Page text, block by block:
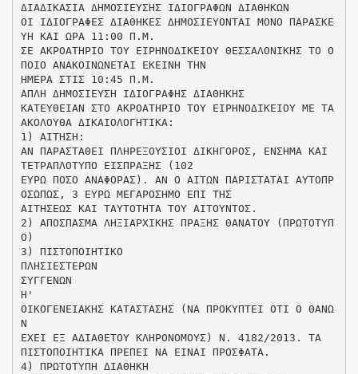
ΔΙΑΔΙΚΑΣΙΑ ΔΗΜΟΣΙΕΥΣΗΣ ΙΔΙΟΓΡΑΦΩΝ ΔΙΑΘΗΚΩΝ
ΟΙ ΙΔΙΟΓΡΑΦΕΣ ΔΙΑΘΗΚΕΣ ΔΗΜΟΣΙΕΥΟΝΤΑΙ ΜΟΝΟ ΠΑΡΑΣΚΕ
ΥΗ ΚΑΙ ΩΡΑ 11:00 Π.Μ.
ΣΕ ΑΚΡΟΑΤΗΡΙΟ ΤΟΥ ΕΙΡΗΝΟΔΙΚΕΙΟΥ ΘΕΣΣΑΛΟΝΙΚΗΣ ΤΟ Ο
ΠΟΙΟ ΑΝΑΚΟΙΝΩΝΕΤΑΙ ΕΚΕΙΝΗ ΤΗΝ
ΗΜΕΡΑ ΣΤΙΣ 10:45 Π.Μ.
ΑΠΛΗ ΔΗΜΟΣΙΕΥΣΗ ΙΔΙΟΓΡΑΦΗΣ ΔΙΑΘΗΚΗΣ
ΚΑΤΕΥΘΕΙΑΝ ΣΤΟ ΑΚΡΟΑΤΗΡΙΟ ΤΟΥ ΕΙΡΗΝΟΔΙΚΕΙΟΥ ΜΕ ΤΑ
ΑΚΟΛΟΥΘΑ ΔΙΚΑΙΟΛΟΓΗΤΙΚΑ:
1) ΑΙΤΗΣΗ:
ΑΝ ΠΑΡΑΣΤΑΘΕΙ ΠΛΗΡΕΞΟΥΣΙΟΙ ΔΙΚΗΓΟΡΟΣ, ΕΝΣΗΜΑ ΚΑΙ
ΤΕΤΡΑΠΛΟΤΥΠΟ ΕΙΣΠΡΑΞΗΣ (102
ΕΥΡΩ ΠΟΣΟ ΑΝΑΦΟΡΑΣ). ΑΝ Ο ΑΙΤΩΝ ΠΑΡΙΣΤΑΤΑΙ ΑΥΤΟΠΡ
ΟΣΩΠΩΣ, 3 ΕΥΡΩ ΜΕΓΑΡΟΣΗΜΟ ΕΠΙ ΤΗΣ
ΑΙΤΗΣΕΩΣ ΚΑΙ ΤΑΥΤΟΤΗΤΑ ΤΟΥ ΑΙΤΟΥΝΤΟΣ.
2) ΑΠΟΣΠΑΣΜΑ ΛΗΞΙΑΡΧΙΚΗΣ ΠΡΑΞΗΣ ΘΑΝΑΤΟΥ (ΠΡΩΤΟΤΥΠ
Ο)
3) ΠΙΣΤΟΠΟΙΗΤΙΚΟ
ΠΛΗΣΙΕΣΤΕΡΩΝ
ΣΥΓΓΕΝΩΝ
Η'
ΟΙΚΟΓΕΝΕΙΑΚΗΣ ΚΑΤΑΣΤΑΣΗΣ (ΝΑ ΠΡΟΚΥΠΤΕΙ ΟΤΙ Ο ΘΑΝΩ
Ν
ΕΧΕΙ ΕΞ ΑΔΙΑΘΕΤΟΥ ΚΛΗΡΟΝΟΜΟΥΣ) Ν. 4182/2013. ΤΑ
ΠΙΣΤΟΠΟΙΗΤΙΚΑ ΠΡΕΠΕΙ ΝΑ ΕΙΝΑΙ ΠΡΟΣΦΑΤΑ.
4) ΠΡΩΤΟΤΥΠΗ ΔΙΑΘΗΚΗ